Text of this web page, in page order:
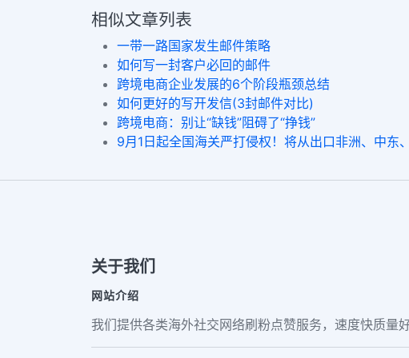
相似文章列表
一带一路国家发生邮件策略
如何写一封客户必回的邮件
跨境电商企业发展的6个阶段瓶颈总结
如何更好的写开发信(3封邮件对比)
跨境电商：别让“缺钱”阻碍了“挣钱”
9月1日起全国海关严打侵权！将从出口非洲、中东
关于我们
网站介绍
我们提供各类海外社交网络刷粉点赞服务，速度快质量